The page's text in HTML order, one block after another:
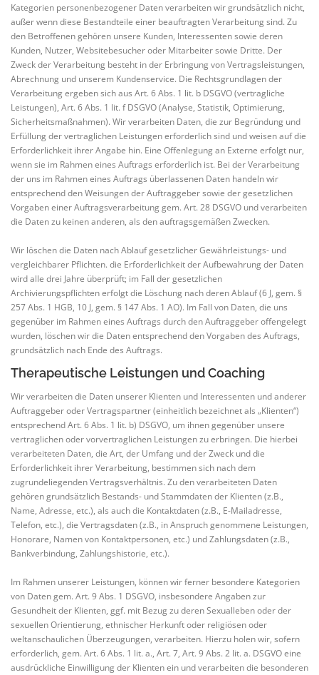
Kategorien personenbezogener Daten verarbeiten wir grundsätzlich nicht,
außer wenn diese Bestandteile einer beauftragten Verarbeitung sind. Zu
den Betroffenen gehören unsere Kunden, Interessenten sowie deren
Kunden, Nutzer, Websitebesucher oder Mitarbeiter sowie Dritte. Der
Zweck der Verarbeitung besteht in der Erbringung von Vertragsleistungen,
Abrechnung und unserem Kundenservice. Die Rechtsgrundlagen der
Verarbeitung ergeben sich aus Art. 6 Abs. 1 lit. b DSGVO (vertragliche
Leistungen), Art. 6 Abs. 1 lit. f DSGVO (Analyse, Statistik, Optimierung,
Sicherheitsmaßnahmen). Wir verarbeiten Daten, die zur Begründung und
Erfüllung der vertraglichen Leistungen erforderlich sind und weisen auf die
Erforderlichkeit ihrer Angabe hin. Eine Offenlegung an Externe erfolgt nur,
wenn sie im Rahmen eines Auftrags erforderlich ist. Bei der Verarbeitung
der uns im Rahmen eines Auftrags überlassenen Daten handeln wir
entsprechend den Weisungen der Auftraggeber sowie der gesetzlichen
Vorgaben einer Auftragsverarbeitung gem. Art. 28 DSGVO und verarbeiten
die Daten zu keinen anderen, als den auftragsgemäßen Zwecken.
Wir löschen die Daten nach Ablauf gesetzlicher Gewährleistungs- und
vergleichbarer Pflichten. die Erforderlichkeit der Aufbewahrung der Daten
wird alle drei Jahre überprüft; im Fall der gesetzlichen
Archivierungspflichten erfolgt die Löschung nach deren Ablauf (6 J, gem. §
257 Abs. 1 HGB, 10 J, gem. § 147 Abs. 1 AO). Im Fall von Daten, die uns
gegenüber im Rahmen eines Auftrags durch den Auftraggeber offengelegt
wurden, löschen wir die Daten entsprechend den Vorgaben des Auftrags,
grundsätzlich nach Ende des Auftrags.
Therapeutische Leistungen und Coaching
Wir verarbeiten die Daten unserer Klienten und Interessenten und anderer
Auftraggeber oder Vertragspartner (einheitlich bezeichnet als „Klienten“)
entsprechend Art. 6 Abs. 1 lit. b) DSGVO, um ihnen gegenüber unsere
vertraglichen oder vorvertraglichen Leistungen zu erbringen. Die hierbei
verarbeiteten Daten, die Art, der Umfang und der Zweck und die
Erforderlichkeit ihrer Verarbeitung, bestimmen sich nach dem
zugrundeliegenden Vertragsverhältnis. Zu den verarbeiteten Daten
gehören grundsätzlich Bestands- und Stammdaten der Klienten (z.B.,
Name, Adresse, etc.), als auch die Kontaktdaten (z.B., E-Mailadresse,
Telefon, etc.), die Vertragsdaten (z.B., in Anspruch genommene Leistungen,
Honorare, Namen von Kontaktpersonen, etc.) und Zahlungsdaten (z.B.,
Bankverbindung, Zahlungshistorie, etc.).
Im Rahmen unserer Leistungen, können wir ferner besondere Kategorien
von Daten gem. Art. 9 Abs. 1 DSGVO, insbesondere Angaben zur
Gesundheit der Klienten, ggf. mit Bezug zu deren Sexualleben oder der
sexuellen Orientierung, ethnischer Herkunft oder religiösen oder
weltanschaulichen Überzeugungen, verarbeiten. Hierzu holen wir, sofern
erforderlich, gem. Art. 6 Abs. 1 lit. a., Art. 7, Art. 9 Abs. 2 lit. a. DSGVO eine
ausdrückliche Einwilligung der Klienten ein und verarbeiten die besonderen